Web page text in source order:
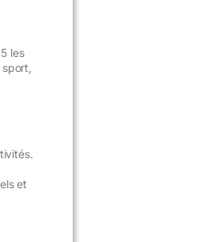
les
et